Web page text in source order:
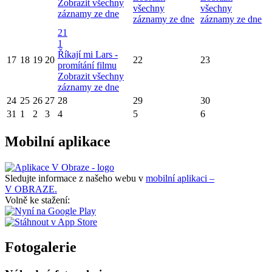
Zobrazit všechny
záznamy ze dne
všechny
záznamy ze dne
všechny
záznamy ze dne
17 18 19 20
21
1
Říkají mi Lars -
promítání filmu
Zobrazit všechny
záznamy ze dne
22 23
24 25 26 27 28 29
30
31 1 2 3 4 5 6
Mobilní aplikace
Sledujte informace z našeho webu v mobilní aplikaci –
V OBRAZE.
Volně ke stažení:
Fotogalerie